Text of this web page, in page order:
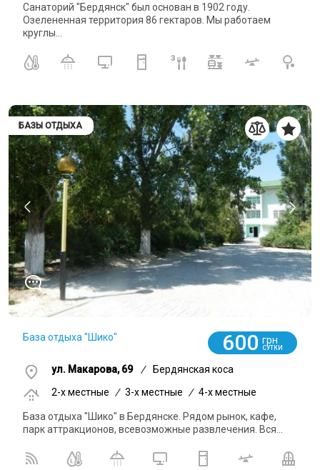
Санаторий "Бердянск" был основан в 1902 году.
Озелененная территория 86 гектаров. Мы работаем
круглы...
БАЗЫ ОТДЫХА
0
База отдыха "Шико" 600 грн
СУТКИ
ул. Макарова, 69 /
Бердянская коса
2-x местные
/ 3-x местные / 4-x местные
База отдыха "Шико" в Бердянске. Рядом рынок, кафе,
парк аттракционов, всевозможные развлечения. Вся...